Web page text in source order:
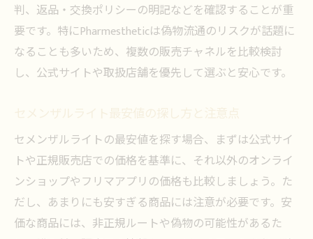
判、返品・交換ポリシーの明記などを確認することが重
要です。特にPharmestheticは偽物流通のリスクが話題に
なることも多いため、複数の販売チャネルを比較検討
し、公式サイトや取扱店舗を優先して選ぶと安心です。
セメンザルライト最安値の探し方と注意点
セメンザルライトの最安値を探す場合、まずは公式サイ
トや正規販売店での価格を基準に、それ以外のオンライ
ンショップやフリマアプリの価格も比較しましょう。た
だし、あまりにも安すぎる商品には注意が必要です。安
価な商品には、非正規ルートや偽物の可能性があるた